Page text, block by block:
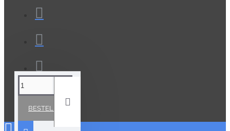
BESTELLEN